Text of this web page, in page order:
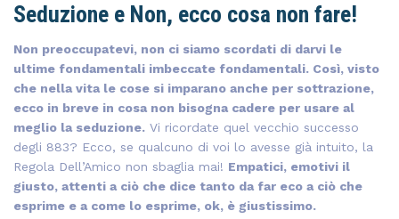
Seduzione e Non, ecco cosa non fare!
Non preoccupatevi, non ci siamo scordati di darvi le
ultime fondamentali imbeccate fondamentali. Così, visto
che nella vita le cose si imparano anche per sottrazione,
ecco in breve in cosa non bisogna cadere per usare al
meglio la seduzione. Vi ricordate quel vecchio successo
degli 883? Ecco, se qualcuno di voi lo avesse già intuito, la
Regola Dell’Amico non sbaglia mai! Empatici, emotivi il
giusto, attenti a ciò che dice tanto da far eco a ciò che
esprime e a come lo esprime, ok, è giustissimo.